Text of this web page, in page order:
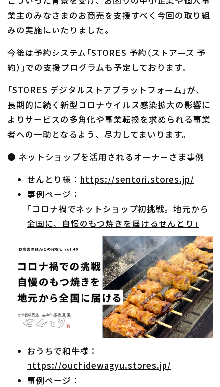
業主のみなさまのお商売を支援すべく今回の取り組
みの実施にいたりました。
今後は予約システム「STORES 予約（ストアーズ 予
約）」での支援プログラムも予定しております。
「STORES デジタルストアプラットフォーム」が、
長期的に続く新型コロナウイルス感染拡大の影響に
よりサービスの多角化や事業転換を求められる事業
者への一助となるよう、尽力してまいります。
● ネットショップを活用されるオーナーさま事例
せんとり様： https://sentori.stores.jp/
事例ページ：
「コロナ禍でネットショップ初挑戦。地元から
全国に、自慢のもつ焼きを届けるせんとり」
おうちで和牛様：
https://ouchidewagyu.stores.jp/
事例ページ：